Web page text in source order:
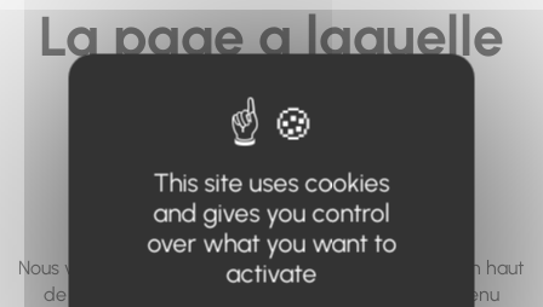
La page a laquelle
vous cherchez à
accéder n'existe
pas... ou plus.
Nous vous invitons à utiliser le moteur de recherche en haut
de page, ou à utiliser le menu pour trouver le contenu
This site uses cookies
and gives you control
over what you want to
activate